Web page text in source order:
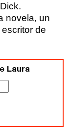
novela, un
de
Laura